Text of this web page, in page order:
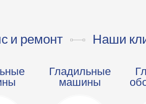
и ремонт Наши
Гладильные
машины